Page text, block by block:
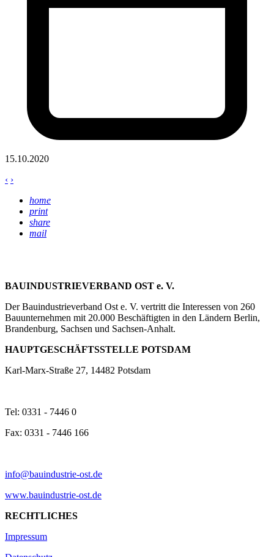
15.10.2020
‹ ›
home
print
share
mail
BAUINDUSTRIEVERBAND OST e. V.
Der Bauindustrieverband Ost e. V. vertritt die Interessen von 260
Bauunternehmen mit 20.000 Beschäftigten in den Ländern Berlin,
Brandenburg, Sachsen und Sachsen-Anhalt.
HAUPTGESCHÄFTSSTELLE POTSDAM
Karl-Marx-Straße 27, 14482 Potsdam
Tel: 0331 - 7446 0
Fax: 0331 - 7446 166
info@bauindustrie-ost.de
www.bauindustrie-ost.de
RECHTLICHES
Impressum